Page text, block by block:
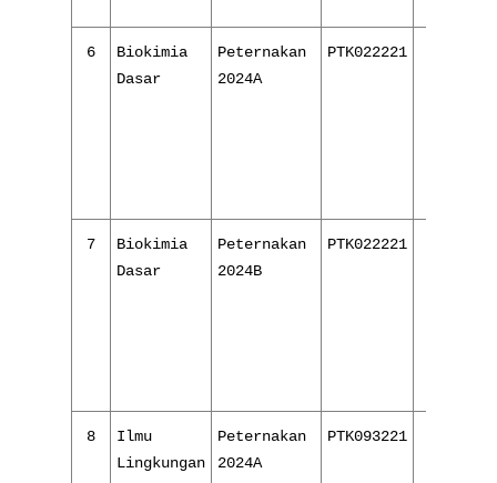
6
Biokimia
Dasar
Peternakan
2024A
PTK022221
7
Biokimia
Dasar
Peternakan
2024B
PTK022221
8
Ilmu
Lingkungan
Peternakan
2024A
PTK093221